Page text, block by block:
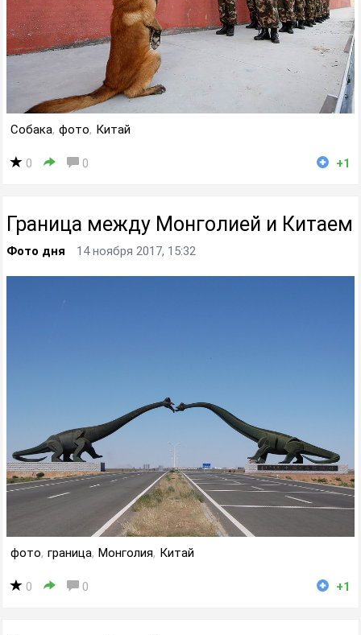
Собака, фото, Китай
0 0 +1
Граница между Монголией и Китаем
Фото дня 14 ноября 2017, 15:32
фото, граница, Монголия, Китай
0 0 +1